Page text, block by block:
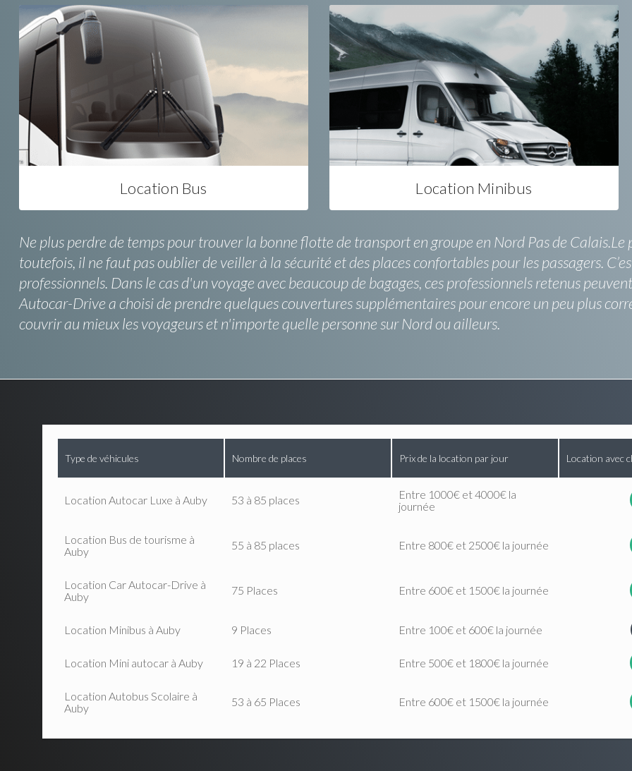
Location Bus Location Minibus
Ne plus perdre de temps pour trouver la bonne flotte de transport en groupe en Nord Pas de
toutefois, il ne faut pas oublier de veiller à la sécurité et des places confortables pour les passagers.
professionnels. Dans le cas d'un voyage avec beaucoup de bagages, ces professionnels retenus
Autocar-Drive a choisi de prendre quelques couvertures supplémentaires pour encore un peu plus
couvrir au mieux les voyageurs et n'importe quelle personne sur Nord ou ailleurs.
Type de véhicules Nombre de places Prix de la location par jour Location avec
Location Autocar Luxe à Auby 53 à 85 places
Entre 1000€ et 4000€ la
journée
Location Bus de tourisme à
Auby
55 à 85 places Entre 800€ et 2500€ la journée
Location Car Autocar-Drive à
Auby
75 Places Entre 600€ et 1500€ la journée
Location Minibus à Auby 9 Places Entre 100€ et 600€ la journée
Location Mini autocar à Auby 19 à 22 Places Entre 500€ et 1800€ la journée
Location Autobus Scolaire à
Auby
53 à 65 Places Entre 600€ et 1500€ la journée